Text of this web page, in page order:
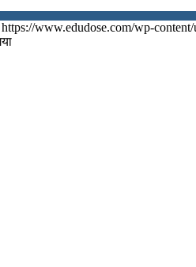
https://www.edudose.com/wp-